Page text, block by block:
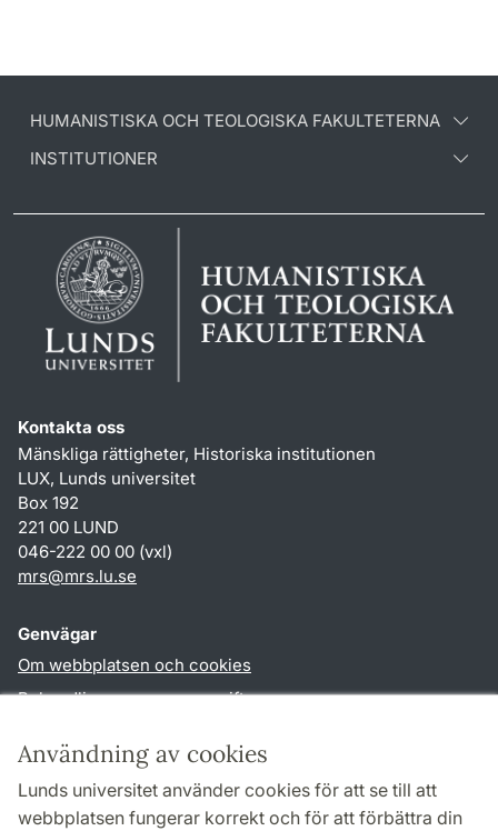
Användning av cookies
Lunds universitet använder cookies för att se till att
webbplatsen fungerar korrekt och för att förbättra din
HUMANISTISKA OCH TEOLOGISKA FAKULTETERNA
INSTITUTIONER
Kontakta oss
Mänskliga rättigheter, Historiska institutionen
LUX, Lunds universitet
Box 192
221 00 LUND
046-222 00 00 (vxl)
mrs@mrs.lu.se
Genvägar
Om webbplatsen och cookies
Behandling av personuppgifter
TYPO3-login